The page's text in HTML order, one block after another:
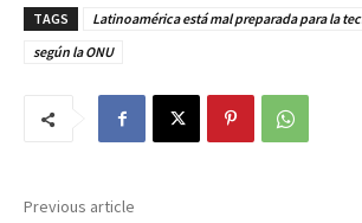
TAGS
Latinoamérica está mal preparada para la
según la ONU
Previous article